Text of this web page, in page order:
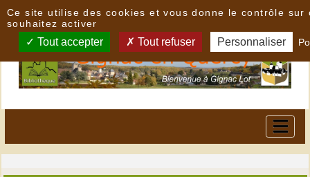
Ce site utilise des cookies et vous donne le contrôle sur
souhaitez activer
Tout accepter Tout refuser Personnaliser